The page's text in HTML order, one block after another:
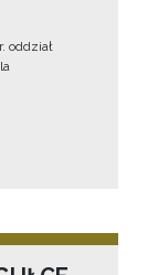
oddział